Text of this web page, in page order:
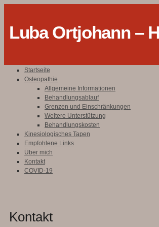
Luba Ortjohann –
Startseite
Osteopathie
Allgemeine Informationen
Behandlungsablauf
Grenzen und Einschränkungen
Weitere Unterstützung
Behandlungskosten
Kinesiologisches Tapen
Empfohlene Links
Über mich
Kontakt
COVID-19
Kontakt